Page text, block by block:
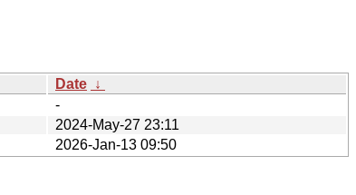
Date ↓
-
2024-May-27 23:11
2026-Jan-13 09:50